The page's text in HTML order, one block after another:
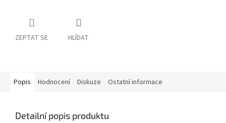
ZEPTAT SE HLÍDAT
Popis Hodnocení Diskuze Ostatní informace
Detailní popis produktu